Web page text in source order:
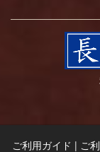
ご利用ガイド | ご